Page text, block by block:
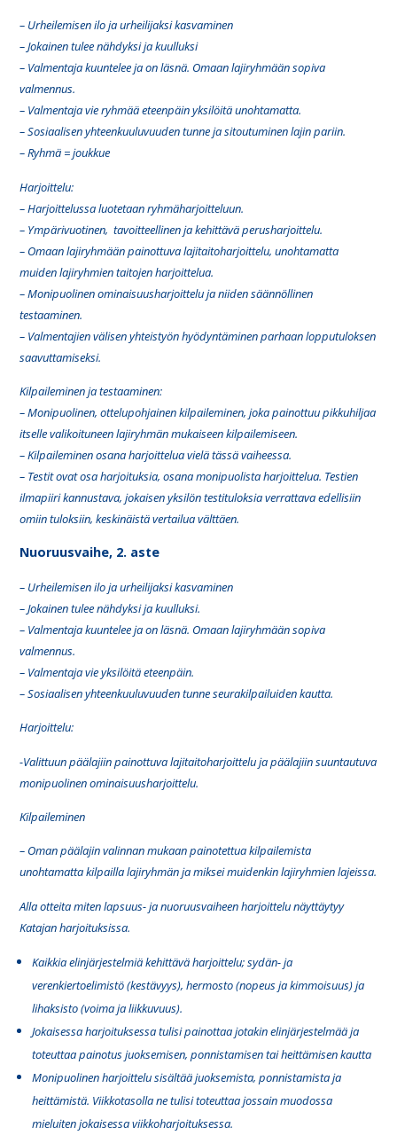
– Urheilemisen ilo ja urheilijaksi kasvaminen
– Jokainen tulee nähdyksi ja kuulluksi
– Valmentaja kuuntelee ja on läsnä. Omaan lajiryhmään sopiva
valmennus.
– Valmentaja vie ryhmää eteenpäin yksilöitä unohtamatta.
– Sosiaalisen yhteenkuuluvuuden tunne ja sitoutuminen lajin pariin.
– Ryhmä = joukkue
Harjoittelu:
– Harjoittelussa luotetaan ryhmäharjoitteluun.
– Ympärivuotinen, tavoitteellinen ja kehittävä perusharjoittelu.
– Omaan lajiryhmään painottuva lajitaitoharjoittelu, unohtamatta
muiden lajiryhmien taitojen harjoittelua.
– Monipuolinen ominaisuusharjoittelu ja niiden säännöllinen
testaaminen.
– Valmentajien välisen yhteistyön hyödyntäminen parhaan lopputuloksen
saavuttamiseksi.
Kilpaileminen ja testaaminen:
– Monipuolinen, ottelupohjainen kilpaileminen, joka painottuu pikkuhiljaa
itselle valikoituneen lajiryhmän mukaiseen kilpailemiseen.
– Kilpaileminen osana harjoittelua vielä tässä vaiheessa.
– Testit ovat osa harjoituksia, osana monipuolista harjoittelua. Testien
ilmapiiri kannustava, jokaisen yksilön testituloksia verrattava edellisiin
omiin tuloksiin, keskinäistä vertailua välttäen.
Nuoruusvaihe, 2. aste
– Urheilemisen ilo ja urheilijaksi kasvaminen
– Jokainen tulee nähdyksi ja kuulluksi.
– Valmentaja kuuntelee ja on läsnä. Omaan lajiryhmään sopiva
valmennus.
– Valmentaja vie yksilöitä eteenpäin.
– Sosiaalisen yhteenkuuluvuuden tunne seurakilpailuiden kautta.
Harjoittelu:
-Valittuun päälajiin painottuva lajitaitoharjoittelu ja päälajiin suuntautuva
monipuolinen ominaisuusharjoittelu.
Kilpaileminen
– Oman päälajin valinnan mukaan painotettua kilpailemista
unohtamatta kilpailla lajiryhmän ja miksei muidenkin lajiryhmien lajeissa.
Alla otteita miten lapsuus- ja nuoruusvaiheen harjoittelu näyttäytyy
Katajan harjoituksissa.
Kaikkia elinjärjestelmiä kehittävä harjoittelu;sydän- ja
verenkiertoelimistö (kestävyys), hermosto (nopeus ja kimmoisuus) ja
lihaksisto (voima ja liikkuvuus).
Jokaisessa harjoituksessa tulisi painottaa jotakin elinjärjestelmää ja
toteuttaa painotus juoksemisen, ponnistamisen tai heittämisen kautta
Monipuolinen harjoittelu sisältää juoksemista, ponnistamista ja
heittämistä. Viikkotasolla ne tulisi toteuttaa jossain muodossa
mieluiten jokaisessa viikkoharjoituksessa.